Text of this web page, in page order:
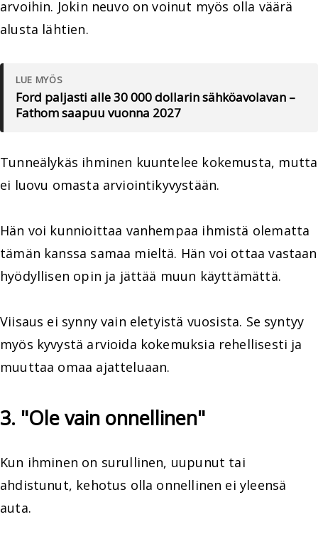
arvoihin. Jokin neuvo on voinut myös olla väärä
alusta lähtien.
LUE MYÖS
Ford paljasti alle 30 000 dollarin sähköavolavan –
Fathom saapuu vuonna 2027
Tunneälykäs ihminen kuuntelee kokemusta, mutta
ei luovu omasta arviointikyvystään.
Hän voi kunnioittaa vanhempaa ihmistä olematta
tämän kanssa samaa mieltä. Hän voi ottaa vastaan
hyödyllisen opin ja jättää muun käyttämättä.
Viisaus ei synny vain eletyistä vuosista. Se syntyy
myös kyvystä arvioida kokemuksia rehellisesti ja
muuttaa omaa ajatteluaan.
3. "Ole vain onnellinen"
Kun ihminen on surullinen, uupunut tai
ahdistunut, kehotus olla onnellinen ei yleensä
auta.